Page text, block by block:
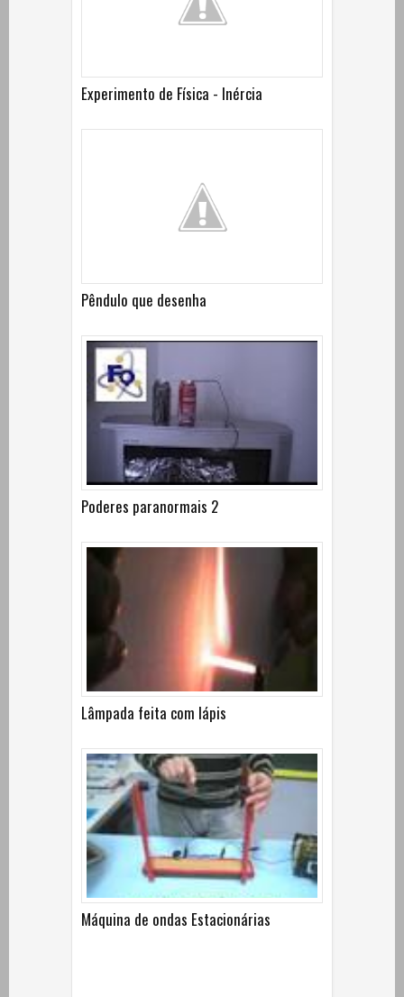
Experimento de Física - Inércia
Pêndulo que desenha
Poderes paranormais 2
Lâmpada feita com lápis
Máquina de ondas Estacionárias